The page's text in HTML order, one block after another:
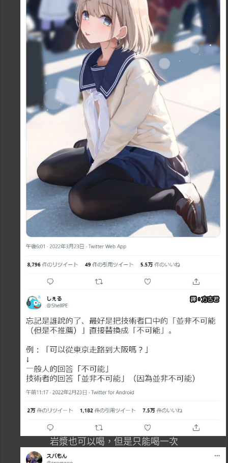
岩漿也可以喝，但是只能喝一次